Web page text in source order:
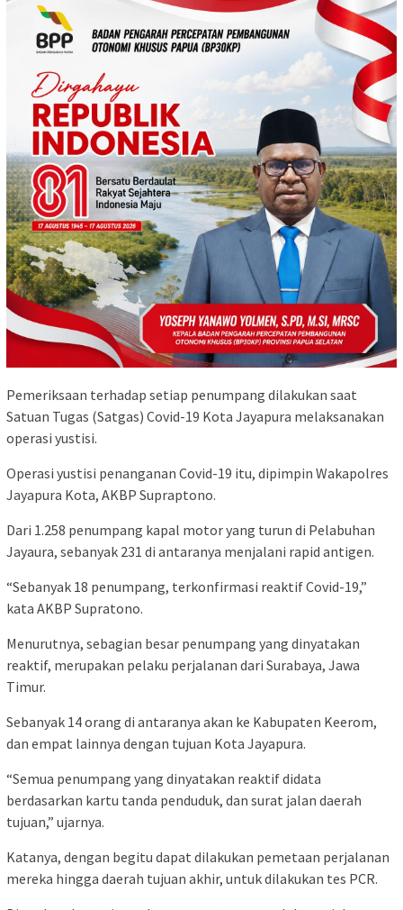
Pemeriksaan terhadap setiap penumpang dilakukan saat
Satuan Tugas (Satgas) Covid-19 Kota Jayapura melaksanakan
operasi yustisi.
Operasi yustisi penanganan Covid-19 itu, dipimpin Wakapolres
Jayapura Kota, AKBP Supraptono.
Dari 1.258 penumpang kapal motor yang turun di Pelabuhan
Jayaura, sebanyak 231 di antaranya menjalani rapid antigen.
“Sebanyak 18 penumpang, terkonfirmasi reaktif Covid-19,”
kata AKBP Supratono.
Menurutnya, sebagian besar penumpang yang dinyatakan
reaktif, merupakan pelaku perjalanan dari Surabaya, Jawa
Timur.
Sebanyak 14 orang di antaranya akan ke Kabupaten Keerom,
dan empat lainnya dengan tujuan Kota Jayapura.
“Semua penumpang yang dinyatakan reaktif didata
berdasarkan kartu tanda penduduk, dan surat jalan daerah
tujuan,” ujarnya.
Katanya, dengan begitu dapat dilakukan pemetaan perjalanan
mereka hingga daerah tujuan akhir, untuk dilakukan tes PCR.